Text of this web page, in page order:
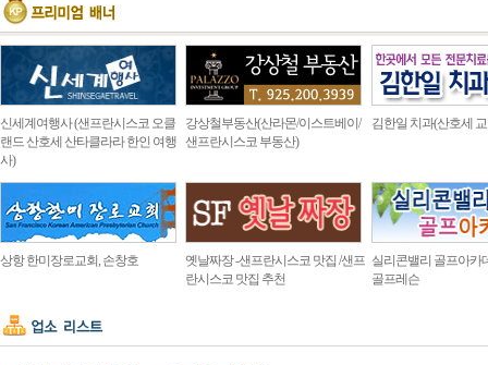
신세계여행사 (샌프란시스코 오클
랜드 산호세 산타클라라 한인 여행
사)
강상철부동산(산라몬/이스트베이/
샌프란시스코 부동산)
김한일 치과(산호세
상항 한미장로교회, 손창호
옛날짜장 -샌프란시스코 맛집 /샌프
란시스코 맛집 추천
실리콘밸리 골프아카
골프레슨